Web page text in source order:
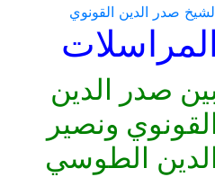
صدر الدين القونوي
المراسلات
صدر الدين
القونوي ونصير
الدين الطوسي